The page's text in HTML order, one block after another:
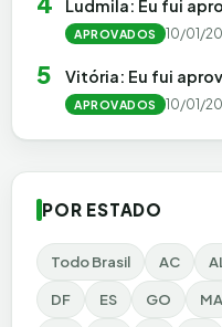
Ludmila: Eu fui
APROVADOS 10/01/
5 Vitória: Eu fui
APROVADOS 10/01/
POR ESTADO
Todo Brasil AC
DF ES GO MA